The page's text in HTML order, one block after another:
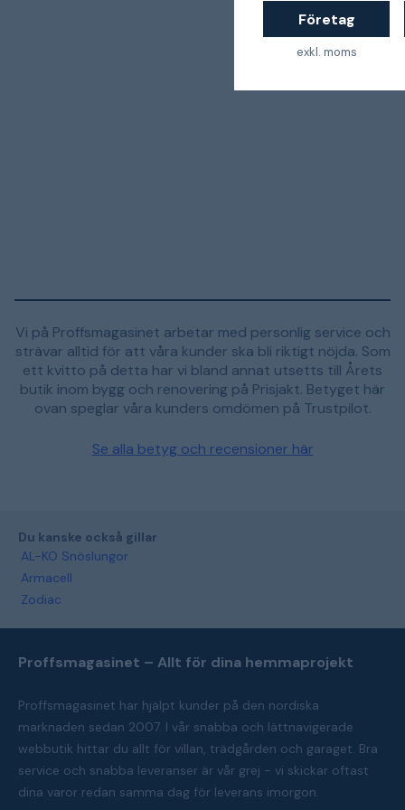
Företag
exkl. moms
Vi på Proffsmagasinet arbetar med personlig service och
strävar alltid för att våra kunder ska bli riktigt nöjda. Som
ett kvitto på detta har vi bland annat utsetts till Årets
butik inom bygg och renovering på Prisjakt. Betyget här
ovan speglar våra kunders omdömen på Trustpilot.
Se alla betyg och recensioner här
Du kanske också gillar
AL-KO Snöslungor
Armacell
Zodiac
Proffsmagasinet – Allt för dina hemmaprojekt
Proffsmagasinet har hjälpt kunder på den nordiska
marknaden sedan 2007. I vår snabba och lättnavigerade
webbutik hittar du allt för villan, trädgården och garaget. Bra
service och snabba leveranser är vår grej - vi skickar oftast
dina varor redan samma dag för leverans imorgon.